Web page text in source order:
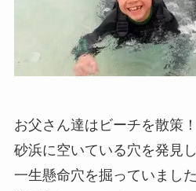
お父さん達はビーチを散策！
砂浜に空いている穴を発見
一生懸命穴を掘っていまし